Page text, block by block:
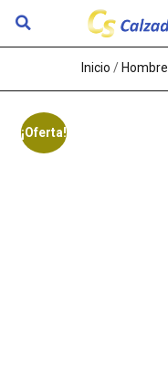
Inicio / Hombre
¡Oferta!